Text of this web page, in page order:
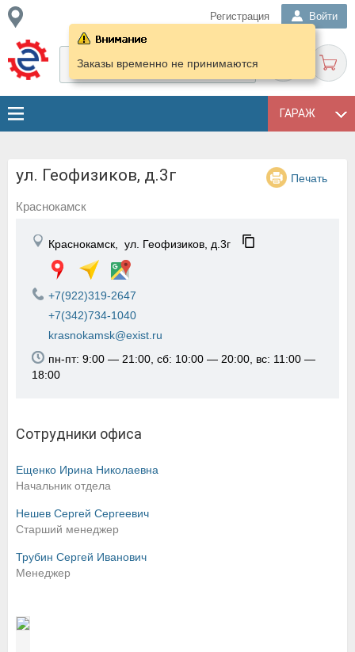
Регистрация Войти
ГАРАЖ
Заказы временно не принимаются
ул. Геофизиков, д.3г Печать
Краснокамск
Краснокамск, ул. Геофизиков, д.3г
+7(922)319-2647
+7(342)734-1040
krasnokamsk@exist.ru
пн-пт: 9:00 — 21:00, сб: 10:00 — 20:00, вс: 11:00 —
18:00
Сотрудники офиса
Ещенко Ирина Николаевна
Начальник отдела
Нешев Сергей Сергеевич
Старший менеджер
Трубин Сергей Иванович
Менеджер